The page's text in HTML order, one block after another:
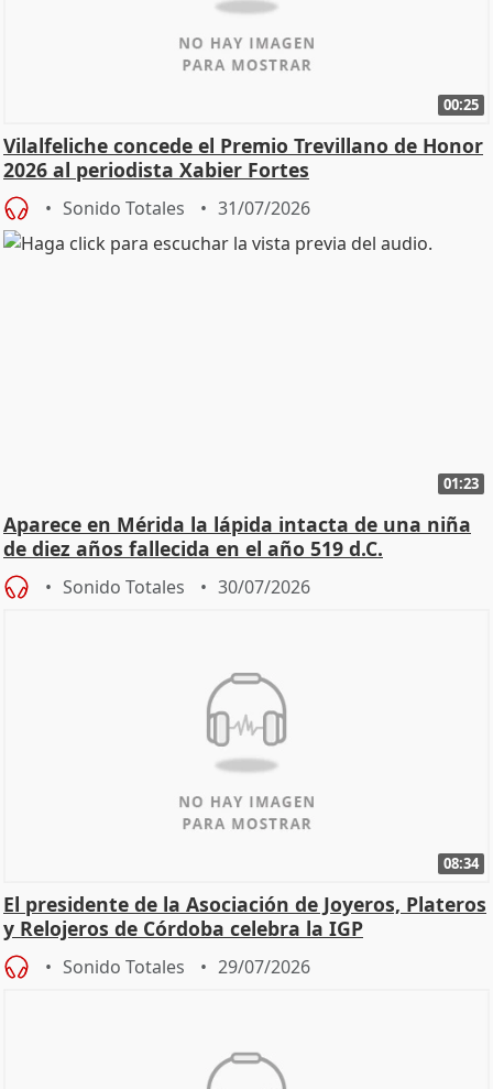
00:25
Vilalfeliche concede el Premio Trevillano de Honor
2026 al periodista Xabier Fortes
Sonido Totales 31/07/2026
01:23
Aparece en Mérida la lápida intacta de una niña
de diez años fallecida en el año 519 d.C.
Sonido Totales 30/07/2026
08:34
El presidente de la Asociación de Joyeros, Plateros
y Relojeros de Córdoba celebra la IGP
Sonido Totales 29/07/2026